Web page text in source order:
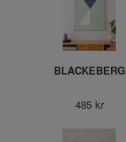
BLACKEBERG
485 kr